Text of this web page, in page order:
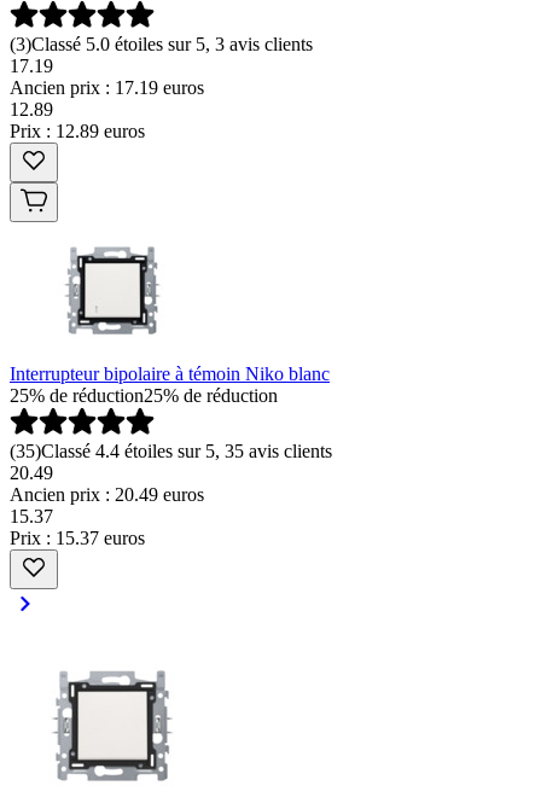
(3)Classé 5.0 étoiles sur 5, 3 avis clients
17.19
Ancien prix : 17.19 euros
12.89
Prix : 12.89 euros
Interrupteur bipolaire à témoin Niko blanc
25% de réduction25% de réduction
(35)Classé 4.4 étoiles sur 5, 35 avis clients
20.49
Ancien prix : 20.49 euros
15.37
Prix : 15.37 euros